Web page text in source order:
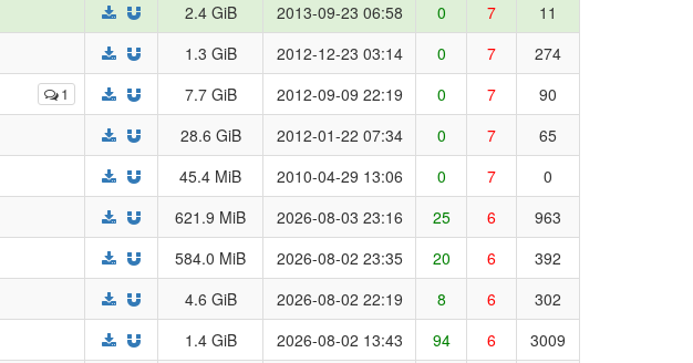
2.4 GiB 2013-09-23 06:58 0 7
11
1.3 GiB 2012-12-23 03:14 0 7 274
1 7.7 GiB 2012-09-09 22:19 0 7
90
28.6 GiB 2012-01-22 07:34 0 7
65
45.4 MiB 2010-04-29 13:06 0 7
0
621.9 MiB 2026-08-03 23:16 25 6
963
584.0 MiB 2026-08-02 23:35 20 6
392
4.6 GiB 2026-08-02 22:19 8 6
302
1.4 GiB 2026-08-02 13:43 94 6
3009